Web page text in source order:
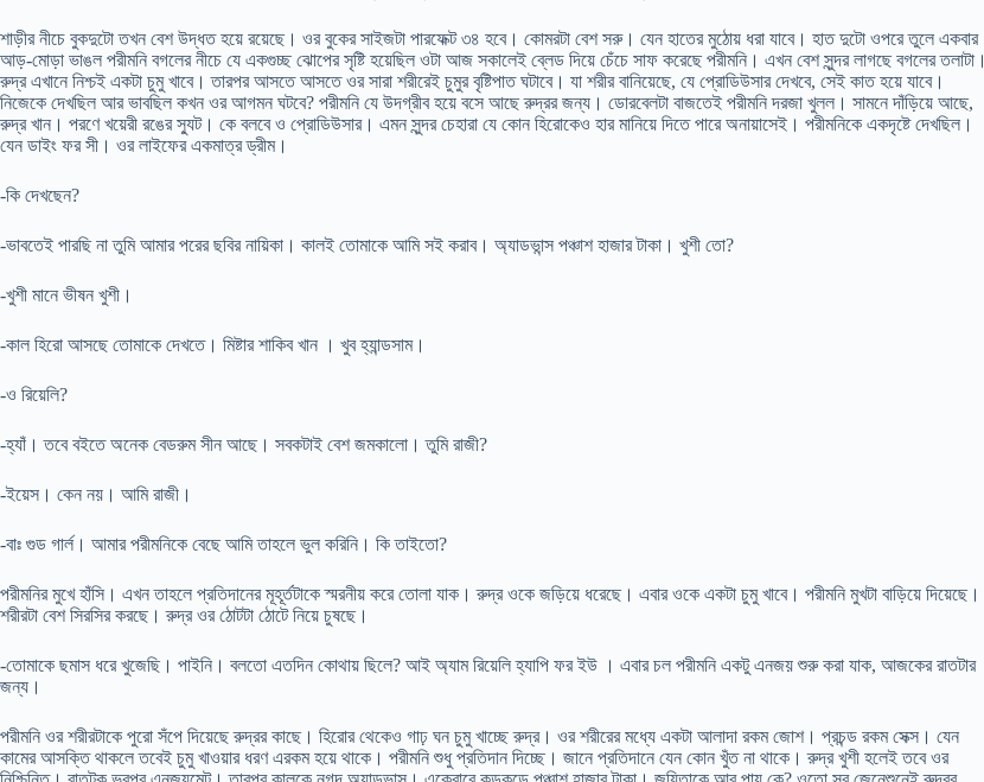
শাড়ীর নীচে বুকদুটো তখন বেশ উদ্ধত হয়ে রয়েছে। ওর বুকের সাইজটা পারফেক্ট ৩৪ হবে। কোমরটা বেশ সরু। যেন হাতের মুঠোয় ধরা যাবে। হাত দুটো ওপরে তুলে একবার
আড়-মোড়া ভাঙল পরীমনি বগলের নীচে যে একগুচ্ছ ঝোপের সৃষ্টি হয়েছিল ওটা আজ সকালেই ব্লেড দিয়ে চেঁচে সাফ করেছে পরীমনি। এখন বেশ সুন্দর লাগছে বগলের তলাটা।
রুদ্র এখানে নিশ্চই একটা চুমু খাবে। তারপর আসতে আসতে ওর সারা শরীরেই চুমুর বৃষ্টিপাত ঘটাবে। যা শরীর বানিয়েছে, যে প্রোডিউসার দেখবে, সেই কাত হয়ে যাবে।
নিজেকে দেখছিল আর ভাবছিল কখন ওর আগমন ঘটবে? পরীমনি যে উদগ্রীব হয়ে বসে আছে রুদ্রর জন্য। ডোরবেলটা বাজতেই পরীমনি দরজা খুলল। সামনে দাঁড়িয়ে আছে,
রুদ্র খান। পরণে খয়েরী রঙের স্যুট। কে বলবে ও প্রোডিউসার। এমন সুন্দর চেহারা যে কোন হিরোকেও হার মানিয়ে দিতে পারে অনায়াসেই। পরীমনিকে একদৃষ্টে দেখছিল।
যেন ডাইং ফর সী। ওর লাইফের একমাত্র ড্রীম।
-কি দেখছেন?
-ভাবতেই পারছি না তুমি আমার পরের ছবির নায়িকা। কালই তোমাকে আমি সই করাব। অ্যাডভান্স পঞ্চাশ হাজার টাকা। খুশী তো?
-খুশী মানে ভীষন খুশী।
-কাল হিরো আসছে তোমাকে দেখতে। মিষ্টার শাকিব খান । খুব হ্যান্ডসাম।
-ও রিয়েলি?
-হ্যাঁ। তবে বইতে অনেক বেডরুম সীন আছে। সবকটাই বেশ জমকালো। তুমি রাজী?
-ইয়েস। কেন নয়। আমি রাজী।
-বাঃ গুড গার্ল। আমার পরীমনিকে বেছে আমি তাহলে ভুল করিনি। কি তাইতো?
পরীমনির মুখে হাঁসি। এখন তাহলে প্রতিদানের মূহূর্তটাকে স্মরনীয় করে তোলা যাক। রুদ্র ওকে জড়িয়ে ধরেছে। এবার ওকে একটা চুমু খাবে। পরীমনি মুখটা বাড়িয়ে দিয়েছে।
শরীরটা বেশ সিরসির করছে। রুদ্র ওর ঠোটটা ঠোটে নিয়ে চুষছে।
-তোমাকে ছমাস ধরে খুজেছি। পাইনি। বলতো এতদিন কোথায় ছিলে? আই অ্যাম রিয়েলি হ্যাপি ফর ইউ । এবার চল পরীমনি একটু এনজয় শুরু করা যাক, আজকের রাতটার
জন্য।
পরীমনি ওর শরীরটাকে পুরো সঁপে দিয়েছে রুদ্রর কাছে। হিরোর থেকেও গাঢ় ঘন চুমু খাচ্ছে রুদ্র। ওর শরীরের মধ্যে একটা আলাদা রকম জোশ। প্রচন্ড রকম সেক্স। যেন
কামের আসক্তি থাকলে তবেই চুমু খাওয়ার ধরণ এরকম হয়ে থাকে। পরীমনি শুধু প্রতিদান দিচ্ছে। জানে প্রতিদানে যেন কোন খুঁত না থাকে। রুদ্র খুশী হলেই তবে ওর